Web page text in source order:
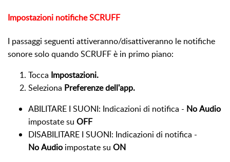
Impostazioni notifiche SCRUFF
I passaggi seguenti attiveranno/disattiveranno le notifiche
sonore solo quando SCRUFF è in primo piano:
Tocca Impostazioni.
Seleziona Preferenze dell'app.
ABILITARE I SUONI: Indicazioni di notifica - No Audio
impostate su OFF
DISABILITARE I SUONI: Indicazioni di notifica -
No Audio impostate su ON